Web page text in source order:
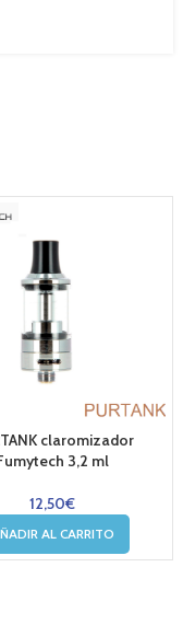
claromizador
3,2 ml
12,50€
AL CARRITO